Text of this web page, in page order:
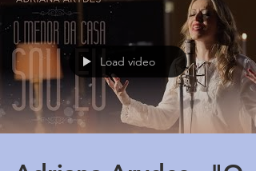
Load video